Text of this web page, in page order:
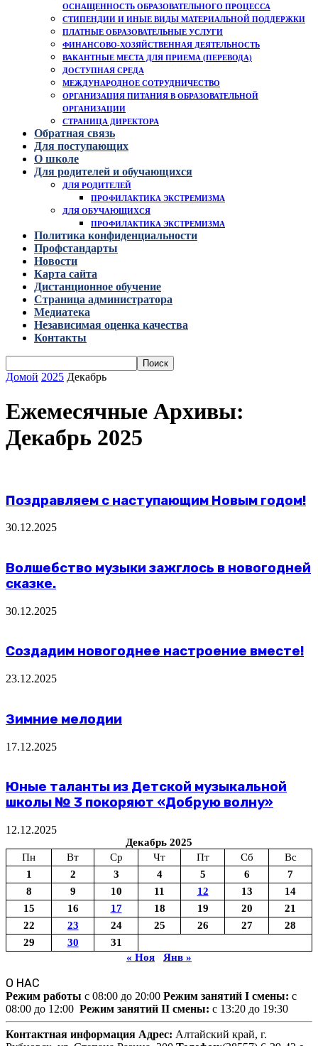
ОСНАЩЕННОСТЬ ОБРАЗОВАТЕЛЬНОГО ПРОЦЕССА
СТИПЕНДИИ И ИНЫЕ ВИДЫ МАТЕРИАЛЬНОЙ ПОДДЕРЖКИ
ПЛАТНЫЕ ОБРАЗОВАТЕЛЬНЫЕ УСЛУГИ
ФИНАНСОВО-ХОЗЯЙСТВЕННАЯ ДЕЯТЕЛЬНОСТЬ
ВАКАНТНЫЕ МЕСТА ДЛЯ ПРИЕМА (ПЕРЕВОДА)
ДОСТУПНАЯ СРЕДА
МЕЖДУНАРОДНОЕ СОТРУДНИЧЕСТВО
ОРГАНИЗАЦИЯ ПИТАНИЯ В ОБРАЗОВАТЕЛЬНОЙ
ОРГАНИЗАЦИИ
СТРАНИЦА ДИРЕКТОРА
Обратная связь
Для поступающих
О школе
Для родителей и обучающихся
ДЛЯ РОДИТЕЛЕЙ
ПРОФИЛАКТИКА ЭКСТРЕМИЗМА
ДЛЯ ОБУЧАЮЩИХСЯ
ПРОФИЛАКТИКА ЭКСТРЕМИЗМА
Политика конфиденциальности
Профстандарты
Новости
Карта сайта
Дистанционное обучение
Страница администратора
Медиатека
Независимая оценка качества
Контакты
Домой 2025 Декабрь
Ежемесячные Архивы:
Декабрь 2025
Поздравляем с наступающим Новым годом!
30.12.2025
Волшебство музыки зажглось в новогодней
сказке.
30.12.2025
Создадим новогоднее настроение вместе!
23.12.2025
Зимние мелодии
17.12.2025
Юные таланты из Детской музыкальной
школы № 3 покоряют «Добрую волну»
12.12.2025
Декабрь 2025
Пн
Вт Ср Чт Пт Сб
Вс
1
2 3 4 5 6
7
8
9 10 11 12 13
14
15
16 17 18 19 20
21
22
23 24 25 26 27
28
29
30
31
« Ноя
Янв »
О НАС
Режим работы c 08:00 до 20:00 Режим занятий I смены: c
08:00 до 12:00 Режим занятий II смены: c 13:20 до 19:30
Контактная информация Адрес: Алтайский край, г.